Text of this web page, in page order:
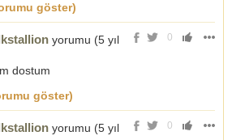
göster)
0
yorumu (5 yıl
dostum
göster)
0
yorumu (5 yıl